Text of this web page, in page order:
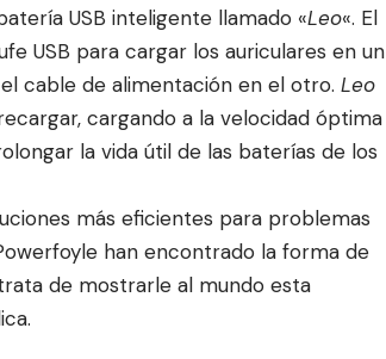
USB inteligente llamado «Leo«. El
USB para cargar los auriculares en un
cable de alimentación en el otro. Leo
cargando a la velocidad óptima
la vida útil de las baterías de los
más eficientes para problemas
han encontrado la forma de
de mostrarle al mundo esta